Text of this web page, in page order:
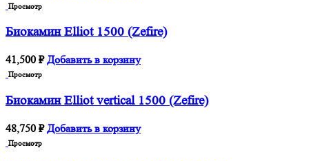
Просмотр
Биокамин Elliot 1500 (Zefire)
41,500 ₽ Добавить в корзину
Просмотр
Биокамин Elliot vertical 1500 (Zefire)
48,750 ₽ Добавить в корзину
Просмотр